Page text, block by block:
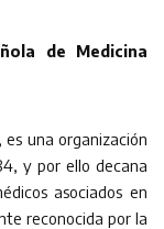
de Medicina
una organización
y por ello decana
asociados en
reconocida por la